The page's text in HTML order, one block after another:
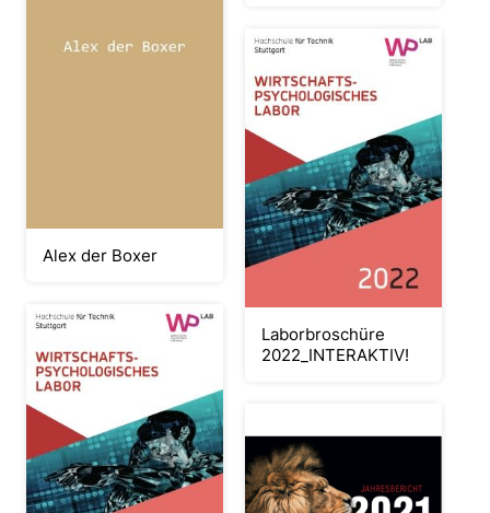
Alex der Boxer
Laborbroschüre
2022_INTERAKTIV!